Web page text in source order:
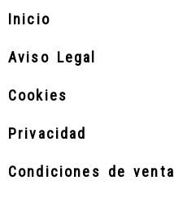
Inicio
Aviso Legal
Cookies
Privacidad
Condiciones de venta